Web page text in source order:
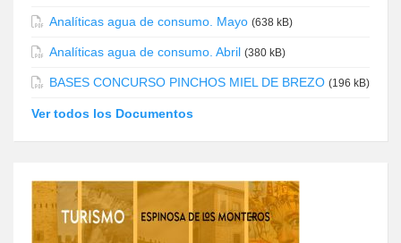
Analíticas agua de consumo. Mayo (638 kB)
Analíticas agua de consumo. Abril (380 kB)
BASES CONCURSO PINCHOS MIEL DE BREZO (196 kB)
Ver todos los Documentos